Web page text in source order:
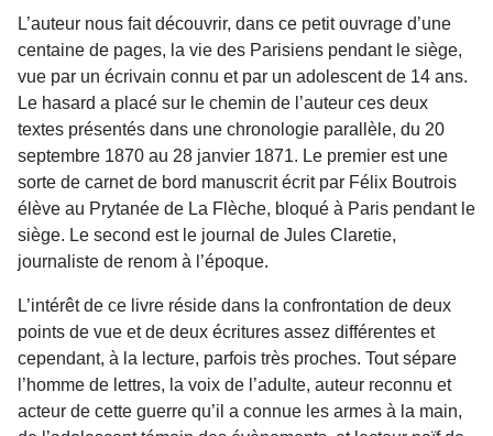
L’auteur nous fait découvrir, dans ce petit ouvrage d’une
centaine de pages, la vie des Parisiens pendant le siège,
vue par un écrivain connu et par un adolescent de 14 ans.
Le hasard a placé sur le chemin de l’auteur ces deux
textes présentés dans une chronologie parallèle, du 20
septembre 1870 au 28 janvier 1871. Le premier est une
sorte de carnet de bord manuscrit écrit par Félix Boutrois
élève au Prytanée de La Flèche, bloqué à Paris pendant le
siège. Le second est le journal de Jules Claretie,
journaliste de renom à l’époque.
L’intérêt de ce livre réside dans la confrontation de deux
points de vue et de deux écritures assez différentes et
cependant, à la lecture, parfois très proches. Tout sépare
l’homme de lettres, la voix de l’adulte, auteur reconnu et
acteur de cette guerre qu’il a connue les armes à la main,